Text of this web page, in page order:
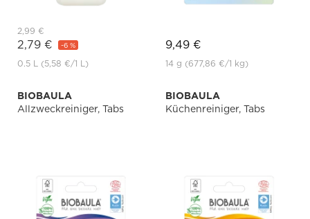
2,99 €
2,79 € -6 %
0.5 L (5,58 €/1 L)
9,49 €
14 g (677,86 €/1 kg)
BIOBAULA
Allzweckreiniger, Tabs
BIOBAULA
Küchenreiniger, Tabs